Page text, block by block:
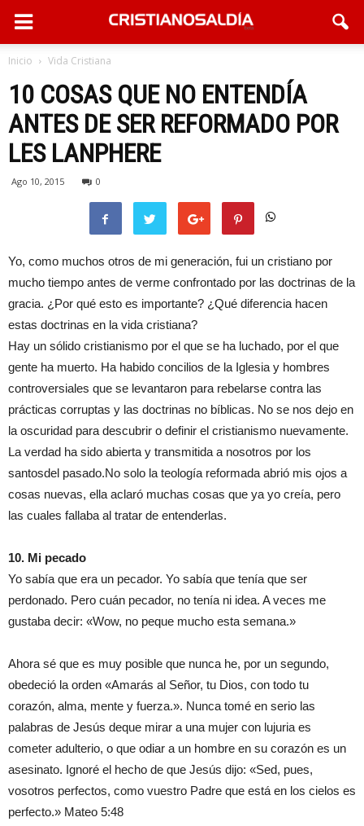
Inicio Vida Cristiana
10 COSAS QUE NO ENTENDÍA
ANTES DE SER REFORMADO POR
LES LANPHERE
Ago 10, 2015 0
Yo, como muchos otros de mi generación, fui un cristiano por
mucho tiempo antes de verme confrontado por las doctrinas de la
gracia. ¿Por qué esto es importante? ¿Qué diferencia hacen
estas doctrinas en la vida cristiana?
Hay un sólido cristianismo por el que se ha luchado, por el que
gente ha muerto. Ha habido concilios de la Iglesia y hombres
controversiales que se levantaron para rebelarse contra las
prácticas corruptas y las doctrinas no bíblicas. No se nos dejo en
la oscuridad para descubrir o definir el cristianismo nuevamente.
La verdad ha sido abierta y transmitida a nosotros por los
santosdel pasado.No solo la teología reformada abrió mis ojos a
cosas nuevas, ella aclaró muchas cosas que ya yo creía, pero
las cuales fallaba al tratar de entenderlas.
10. Mi pecado
Yo sabía que era un pecador. Yo sabía que tenía que ser
perdonado. Pero cuán pecador, no tenía ni idea. A veces me
gustaba decir: «Wow, no peque mucho esta semana.»
Ahora sé que es muy posible que nunca he, por un segundo,
obedeció la orden «Amarás al Señor, tu Dios, con todo tu
corazón, alma, mente y fuerza.». Nunca tomé en serio las
palabras de Jesús deque mirar a una mujer con lujuria es
cometer adulterio, o que odiar a un hombre en su corazón es un
asesinato. Ignoré el hecho de que Jesús dijo: «Sed, pues,
vosotros perfectos, como vuestro Padre que está en los cielos es
perfecto.» Mateo 5:48